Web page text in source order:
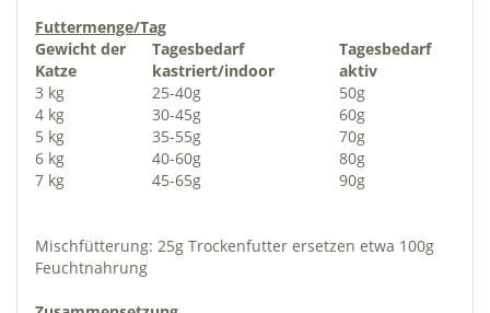
Futtermenge/Tag
Gewicht der
Katze
Tagesbedarf
kastriert/indoor
Tagesbedarf
aktiv
3 kg
25-40g
50g
4 kg
30-45g
60g
5 kg
35-55g
70g
6 kg
40-60g
80g
7 kg
45-65g 90g
Mischfütterung: 25g Trockenfutter ersetzen etwa 100g
Feuchtnahrung